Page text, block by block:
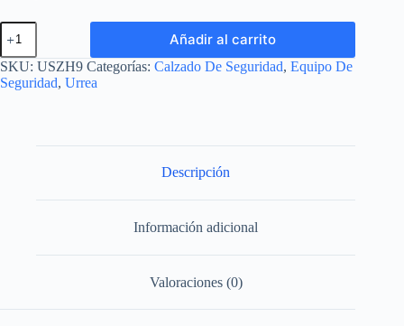
Botas
de
seguridad
para
altas
Añadir al carrito
SKU: USZH9 Categorías: Calzado De Seguridad, Equipo De
Seguridad, Urrea
Descripción
Información adicional
Valoraciones (0)